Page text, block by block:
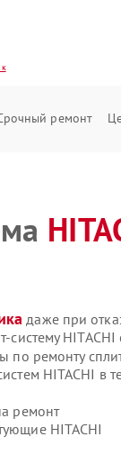
ремонт
даже при
систему
по ремонту
HITACHI в
ремонт
HITACHI